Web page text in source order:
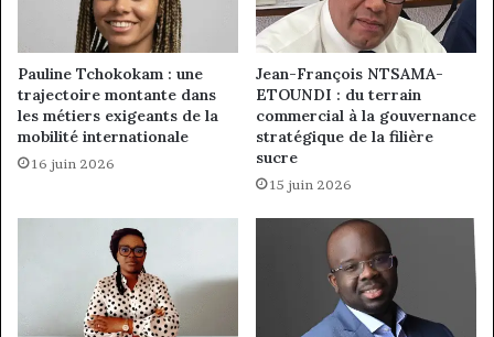
Pauline Tchokokam : une
trajectoire montante dans
les métiers exigeants de la
mobilité internationale
16 juin 2026
Jean-François NTSAMA-
ETOUNDI : du terrain
commercial à la gouvernance
stratégique de la filière
sucre
15 juin 2026